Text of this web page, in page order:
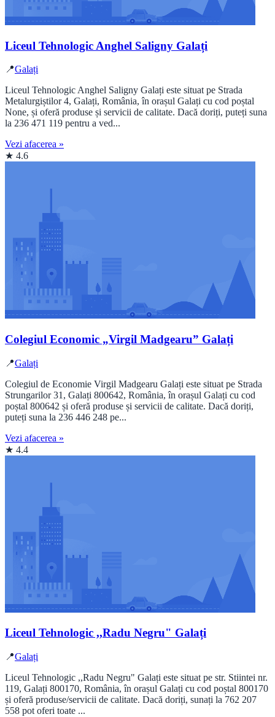
Liceul Tehnologic Anghel Saligny Galați
📍Galați
Liceul Tehnologic Anghel Saligny Galați este situat pe Strada
Metalurgiștilor 4, Galați, România, în orașul Galați cu cod poștal
None, și oferă produse și servicii de calitate. Dacă doriți, puteți suna
la 236 471 119 pentru a ved...
Vezi afacerea »
★ 4.6
Colegiul Economic „Virgil Madgearu” Galați
📍Galați
Colegiul de Economie Virgil Madgearu Galați este situat pe Strada
Strungarilor 31, Galați 800642, România, în orașul Galați cu cod
poștal 800642 și oferă produse și servicii de calitate. Dacă doriți,
puteți suna la 236 446 248 pe...
Vezi afacerea »
★ 4.4
Liceul Tehnologic ,,Radu Negru" Galați
📍Galați
Liceul Tehnologic ,,Radu Negru" Galați este situat pe str. Stiintei nr.
119, Galați 800170, România, în orașul Galați cu cod poștal 800170
și oferă produse/servicii de calitate. Dacă doriți, sunați la 762 207
558 pot oferi toate ...